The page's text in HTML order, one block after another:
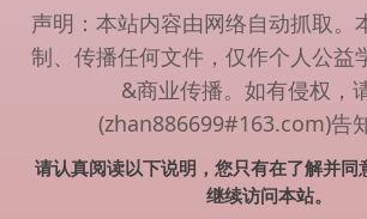
声明：本站内容由网络自动抓取。
制、传播任何文件，仅作个人公益
&商业传播。如有侵权，
(zhan886699#163.com)告
请认真阅读以下说明，您只有在了解并同
继续访问本站。